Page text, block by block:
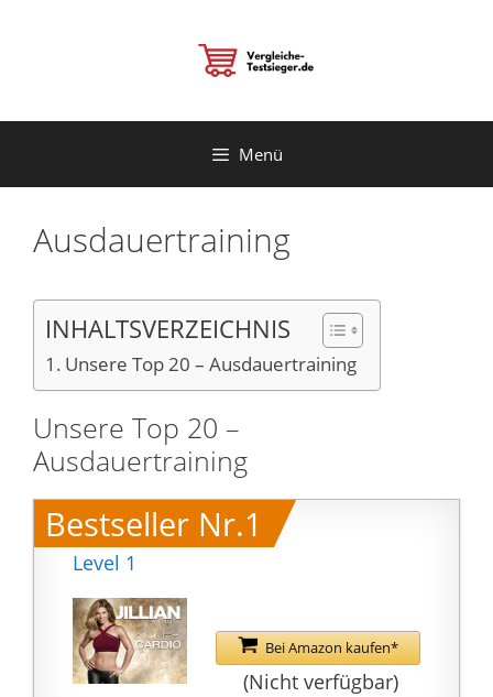
Menü
Ausdauertraining
INHALTSVERZEICHNIS
Unsere Top 20 – Ausdauertraining
Unsere Top 20 –
Ausdauertraining
Bestseller Nr.1
Level 1
Bei Amazon kaufen*
(Nicht verfügbar)